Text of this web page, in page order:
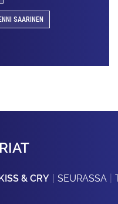
SAARINEN
KISS & CRY SEURASSA